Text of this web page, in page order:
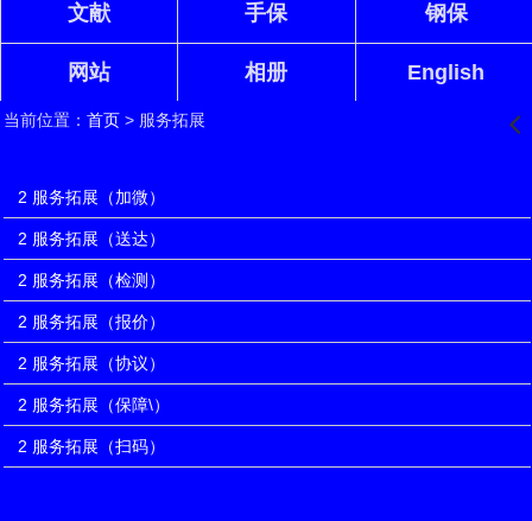
文献 手保 钢保
网站 相册 English
当前位置： 首页> 服务拓展 󰊒
2 服务拓展（加微）
2 服务拓展（送达）
2 服务拓展（检测）
2 服务拓展（报价）
2 服务拓展（协议）
2 服务拓展（保障\）
2 服务拓展（扫码）